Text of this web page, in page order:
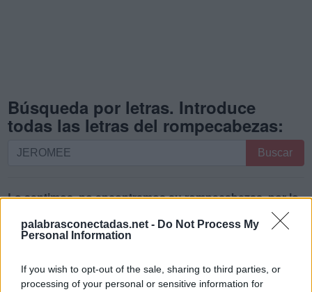
palabrasconectadas.net - Do Not Process My
Personal Information
If you wish to opt-out of the sale, sharing to third parties, or
processing of your personal or sensitive information for
Búsqueda por letras. Introduce
todas las letras del rompecabezas:
Búsqueda
Introduce
del
rompecabezas:
Buscar
Lo sentimos, no encontramos su rompecabezas, por lo
que generó una lista de palabras que podrían ser útiles
para usted.
2.
J E M E
R